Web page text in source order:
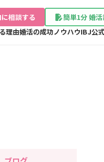
相談する
簡単1分 婚
理由婚活の成功ノウハウIBJ公